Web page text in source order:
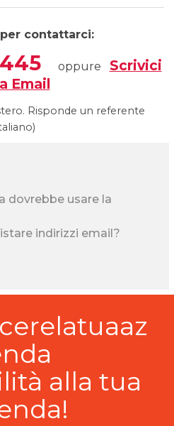
contattarci:
oppure Scrivici
Email
Risponde un referente
dovrebbe usare la
indirizzi email?
alla tua